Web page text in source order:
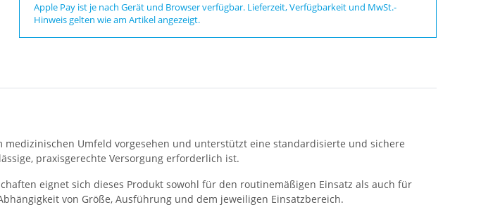
Apple Pay ist je nach Gerät und Browser verfügbar. Lieferzeit, Verfügbarkeit und MwSt.-
Hinweis gelten wie am Artikel angezeigt.
Umfeld vorgesehen und unterstützt eine standardisierte und sichere
praxisgerechte Versorgung erforderlich ist.
eignet sich dieses Produkt sowohl für den routinemäßigen Einsatz als auch für
von Größe, Ausführung und dem jeweiligen Einsatzbereich.